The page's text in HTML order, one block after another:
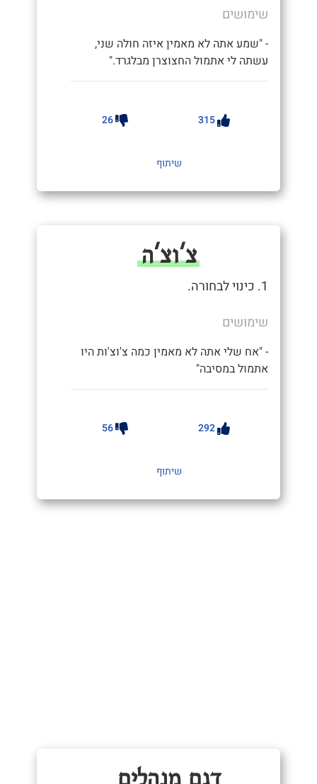
שימושים
- "שמע אתה לא מאמין איזה חולה שני,
עשתה לי אתמול החצוצרן מבלגרד."
315
26
שיתוף
צ'וצ'ה
1. כינוי לבחורה.
שימושים
- "אח שלי אתה לא מאמין כמה צ'וצ'ות היו
אתמול במסיבה"
292
56
שיתוף